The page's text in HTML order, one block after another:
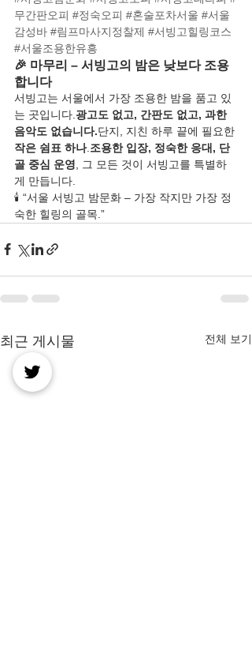
무간판오피 #정숙오피 #혼술포차서울 #서울
감성바 #림프마사지정찰제 #서빙고힐링코스
#서울조용한유흥
🎉 마무리 – 서빙고의 밤은 낮보다 조용
합니다
서빙고는 서울에서 가장 조용한 밤을 품고 있
는 곳입니다. 광고도 없고, 간판도 없고, 과한
음악도 없습니다.단지, 지친 하루 끝에 필요한
작은 쉼표 하나. 조용한 입장, 정숙한 응대, 단
골 중심 운영 , 그 모든 것이 서빙고를 특별하
게 만듭니다.
🕯️ “서울 서빙고 밤문화 – 가장 작지만 가장 정
숙한 힐링의 골목.”
최근 게시물 전체 보기